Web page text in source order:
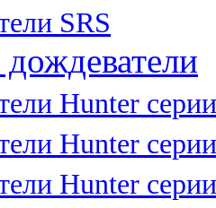
SRS
Hunter
Hunter
Hunter